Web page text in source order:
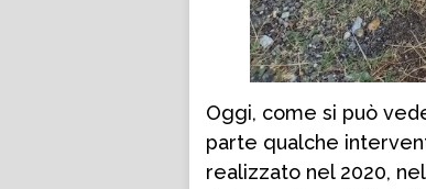
Oggi, come si può
parte qualche
realizzato nel 2020,